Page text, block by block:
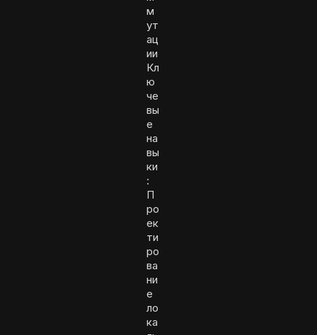
м
ут
ац
ии
Кл
ю
че
вы
е
на
вы
ки
:
П
ро
ек
ти
ро
ва
ни
е
ло
ка